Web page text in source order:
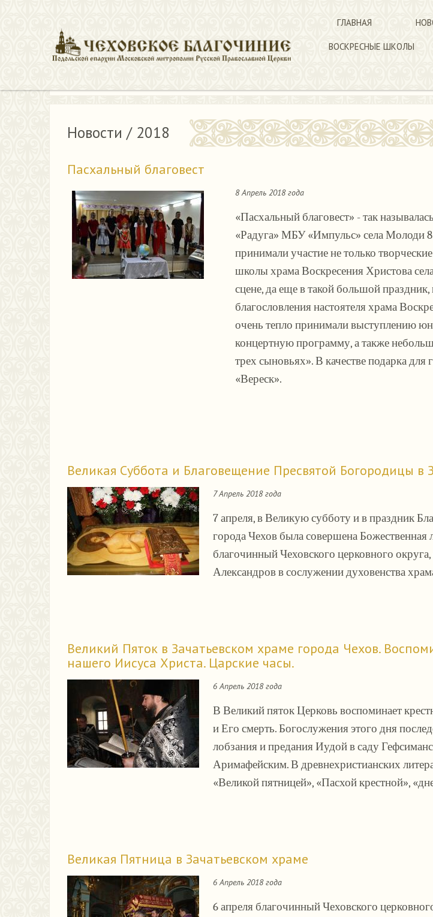
ГЛАВНАЯ
ВОСКРЕСНЫЕ ШКОЛЫ
Новости / 2018
Пасхальный благовест
8 Апрель 2018 года
«Пасхальный благовест» - так
«Радуга» МБУ «Импульс» села Молоди
принимали участие не только
школы храма Воскресения Христова
сцене, да еще в такой большой
благословления настоятеля храма
очень тепло принимали выступлению
концертную программу, а также
трех сыновьях». В качестве подарка
«Вереск».
Великая Суббота и Благовещение Пресвятой Богородицы в
7 Апрель 2018 года
7 апреля, в Великую субботу и в праздник
города Чехов была совершена Божественная
благочинный Чеховского церковного
Александров в сослужении духовенства
Великий Пяток в Зачатьевском храме города Чехов.
нашего Иисуса Христа. Царские часы.
6 Апрель 2018 года
В Великий пяток Церковь воспоминает
и Его смерть. Богослужения этого дня
лобзания и предания Иудой в саду
Аримафейским. В древнехристианских
«Великой пятницей», «Пасхой крестной»,
Великая Пятница в Зачатьевском храме
6 Апрель 2018 года
6 апреля благочинный Чеховского